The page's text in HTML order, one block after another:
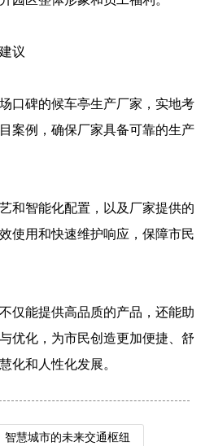
议
口碑的候车亭生产厂家，实地考
案例，确保厂家具备可靠的生产
和智能化配置，以及厂家提供的
使用和快速维护响应，保障市民
仅能提供高品质的产品，还能助
优化，为市民创造更加便捷、舒
化和人性化发展。
智慧城市的未来交通枢纽